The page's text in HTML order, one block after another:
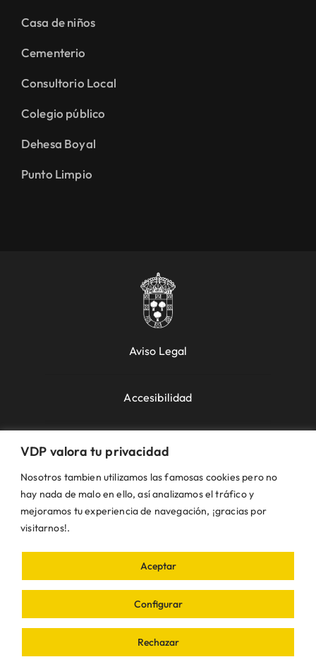
VDP valora tu privacidad
Nosotros tambien utilizamos las famosas cookies pero no
hay nada de malo en ello, así analizamos el tráfico y
mejoramos tu experiencia de navegación, ¡gracias por
visitarnos!.
Configurar
Rechazar
Aceptar
Casa de niños
Cementerio
Consultorio Local
Colegio público
Dehesa Boyal
Punto Limpio
Aviso Legal
Accesibilidad
Política de Cookies
Política de Privacidad
© VDP 2000 - 2026 •Ayuntamiento de Villanueva
Villanueva de Perales | Madrid • Todos los
derechos reservados • Diseñado con ❤ poriDEA